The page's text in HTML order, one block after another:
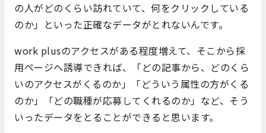
の人がどのくらい訪れていて、何をクリックしている
のか」といった正確なデータがとれないんです。
work plusのアクセスがある程度増えて、そこから採
用ページへ誘導できれば、「どの記事から、どのくら
いのアクセスがくるのか」「どういう属性の方がくる
のか」「どの職種が応募してくれるのか」など、そう
いったデータをとることができると思います。